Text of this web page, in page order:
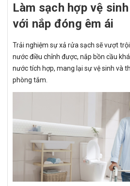
Làm sạch hợp vệ
với nắp đóng êm ái
Trải nghiệm sự xả rửa sạch sẽ vượt
nước điều chỉnh được, nắp bồn cầu
nước tích hợp, mang lại sự vệ sinh và
phòng tắm.